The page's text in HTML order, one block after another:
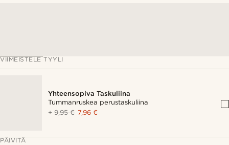
VIIMEISTELE TYYLI
Yhteensopiva Taskuliina
Tummanruskea perustaskuliina
+9,95 € 7,96 €
PÄIVITÄ